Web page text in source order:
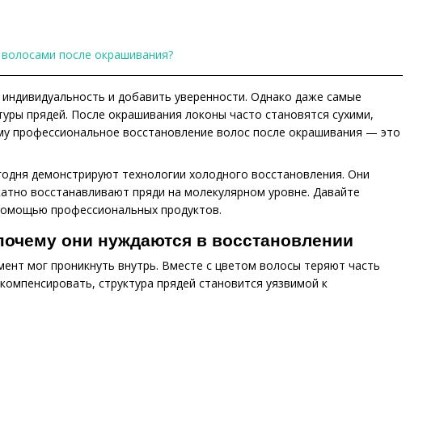
после окрашивания?
и добавить уверенности. Однако даже самые
прядей. После окрашивания локоны часто становятся сухими,
профессиональное восстановление волос после окрашивания — это
демонстрируют технологии холодного восстановления. Они
восстанавливают пряди на молекулярном уровне. Давайте
профессиональных продуктов.
они нуждаются в восстановлении
мог проникнуть внутрь. Вместе с цветом волосы теряют часть
структура прядей становится уязвимой к